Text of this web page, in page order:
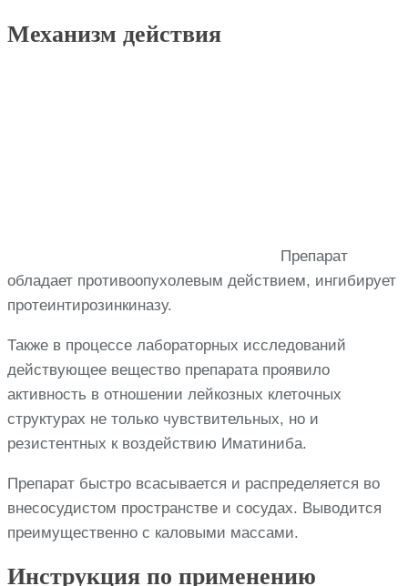
Механизм действия
Препарат
обладает противоопухолевым действием, ингибирует
протеинтирозинкиназу.
Также в процессе лабораторных исследований
действующее вещество препарата проявило
активность в отношении лейкозных клеточных
структурах не только чувствительных, но и
резистентных к воздействию Иматиниба.
Препарат быстро всасывается и распределяется во
внесосудистом пространстве и сосудах. Выводится
преимущественно с каловыми массами.
Инструкция по применению